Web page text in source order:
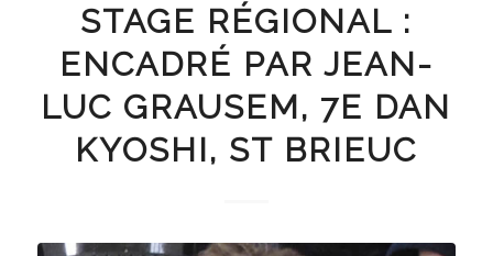
STAGE RÉGIONAL :
ENCADRÉ PAR JEAN-
LUC GRAUSEM, 7E DAN
KYOSHI, ST BRIEUC